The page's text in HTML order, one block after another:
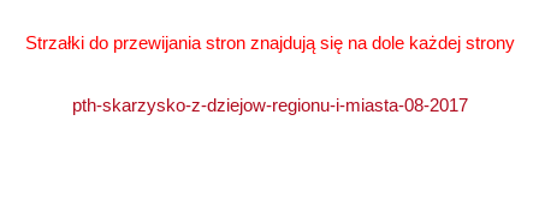
Strzałki do przewijania stron znajdują się na dole każdej strony
pth-skarzysko-z-dziejow-regionu-i-miasta-08-2017